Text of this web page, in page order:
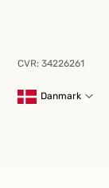
CVR: 34226261
Danmark